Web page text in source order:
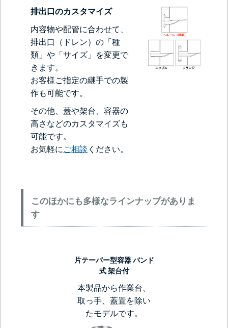
排出口のカスタマイズ
内容物や配管に合わせて、
排出口（ドレン）の「種
類」や「サイズ」を変更で
きます。
お客様ご指定の継手での製
作も可能です。
その他、蓋や架台、容器の
高さなどのカスタマイズも
可能です。
お気軽にご相談 ください。
このほかにも多様なラインナップがありま
す
片テーパー型容器 バンド
式 架台付
本製品から作業台、
取っ手、蓋置を除い
たモデルです。